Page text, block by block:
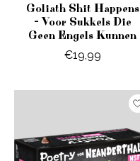
Goliath Shit Happens
- Voor Sukkels Die
Geen Engels Kunnen
€19,99